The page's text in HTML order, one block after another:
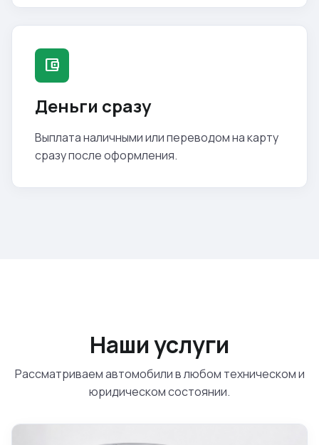
account_balance_wallet
Деньги сразу
Выплата наличными или переводом на карту
сразу после оформления.
Наши услуги
Рассматриваем автомобили в любом техническом и
юридическом состоянии.